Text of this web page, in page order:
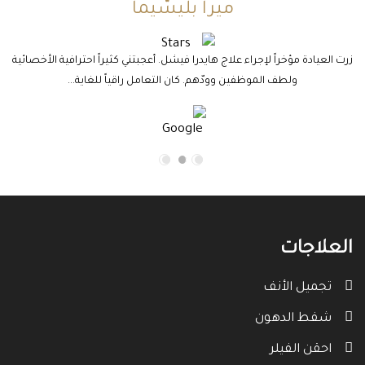
ميرا بليسّيما
زرت العيادة مؤخراً لإجراء علاج هايدرا فيشل. أعجبتني كثيراً احترافية الأخصائية
ولطف الموظفين وودّهم. كان التعامل راقياً للغاية...
العلاجات
تجميل الأنف
شفط الدهون
احقن الفيلر